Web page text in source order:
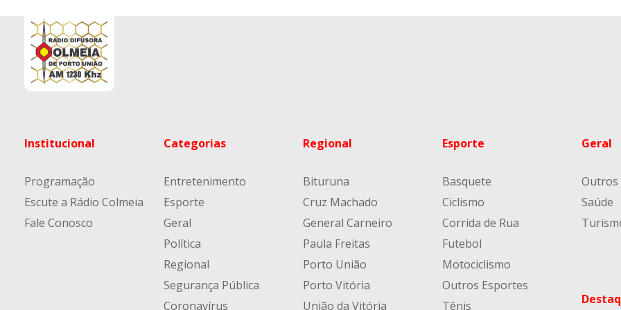
Institucional
Programação
Escute a Rádio Colmeia
Fale Conosco
Categorias
Entretenimento
Esporte
Geral
Política
Regional
Segurança Pública
Coronavírus
Regional
Bituruna
Cruz Machado
General Carneiro
Paula Freitas
Porto União
Porto Vitória
União da Vitória
Esporte
Basquete
Ciclismo
Corrida de Rua
Futebol
Motociclismo
Outros Esportes
Tênis
Geral
Outros
Saúde